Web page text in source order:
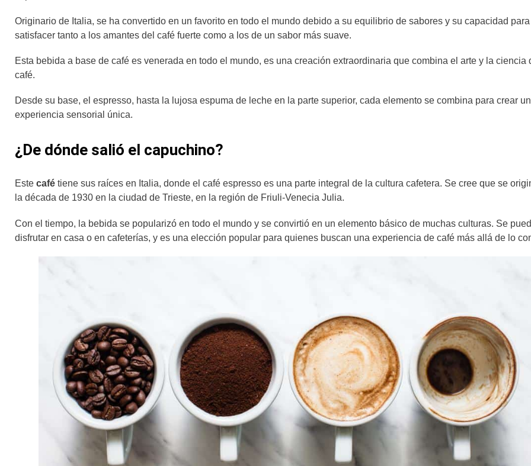
Originario de Italia, se ha convertido en un favorito en todo el mundo debido a su equilibrio de sabores y su capacidad para
satisfacer tanto a los amantes del café fuerte como a los de un sabor más suave.
Esta bebida a base de café es venerada en todo el mundo, es una creación extraordinaria que combina el arte y la ciencia
café.
Desde su base, el espresso, hasta la lujosa espuma de leche en la parte superior, cada elemento se combina para crear
experiencia sensorial única.
¿De dónde salió el capuchino?
Este café tiene sus raíces en Italia, donde el café espresso es una parte integral de la cultura cafetera. Se cree que se
la década de 1930 en la ciudad de Trieste, en la región de Friuli-Venecia Julia.
Con el tiempo, la bebida se popularizó en todo el mundo y se convirtió en un elemento básico de muchas culturas. Se
disfrutar en casa o en cafeterías, y es una elección popular para quienes buscan una experiencia de café más allá de lo